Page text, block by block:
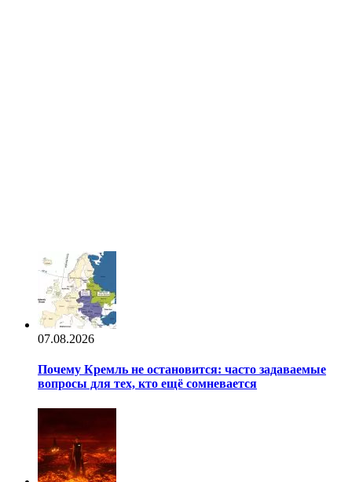
07.08.2026
Почему Кремль не остановится: часто задаваемые
вопросы для тех, кто ещё сомневается